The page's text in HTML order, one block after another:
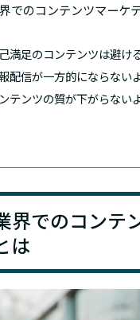
でのコンテンツマーケ
己満足のコンテンツは避け
報配信が一方的にならない
ンテンツの質が下がらない
界でのコンテ
は